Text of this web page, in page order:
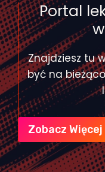
Portal
Znajdziesz tu
być na
Zobacz Więcej